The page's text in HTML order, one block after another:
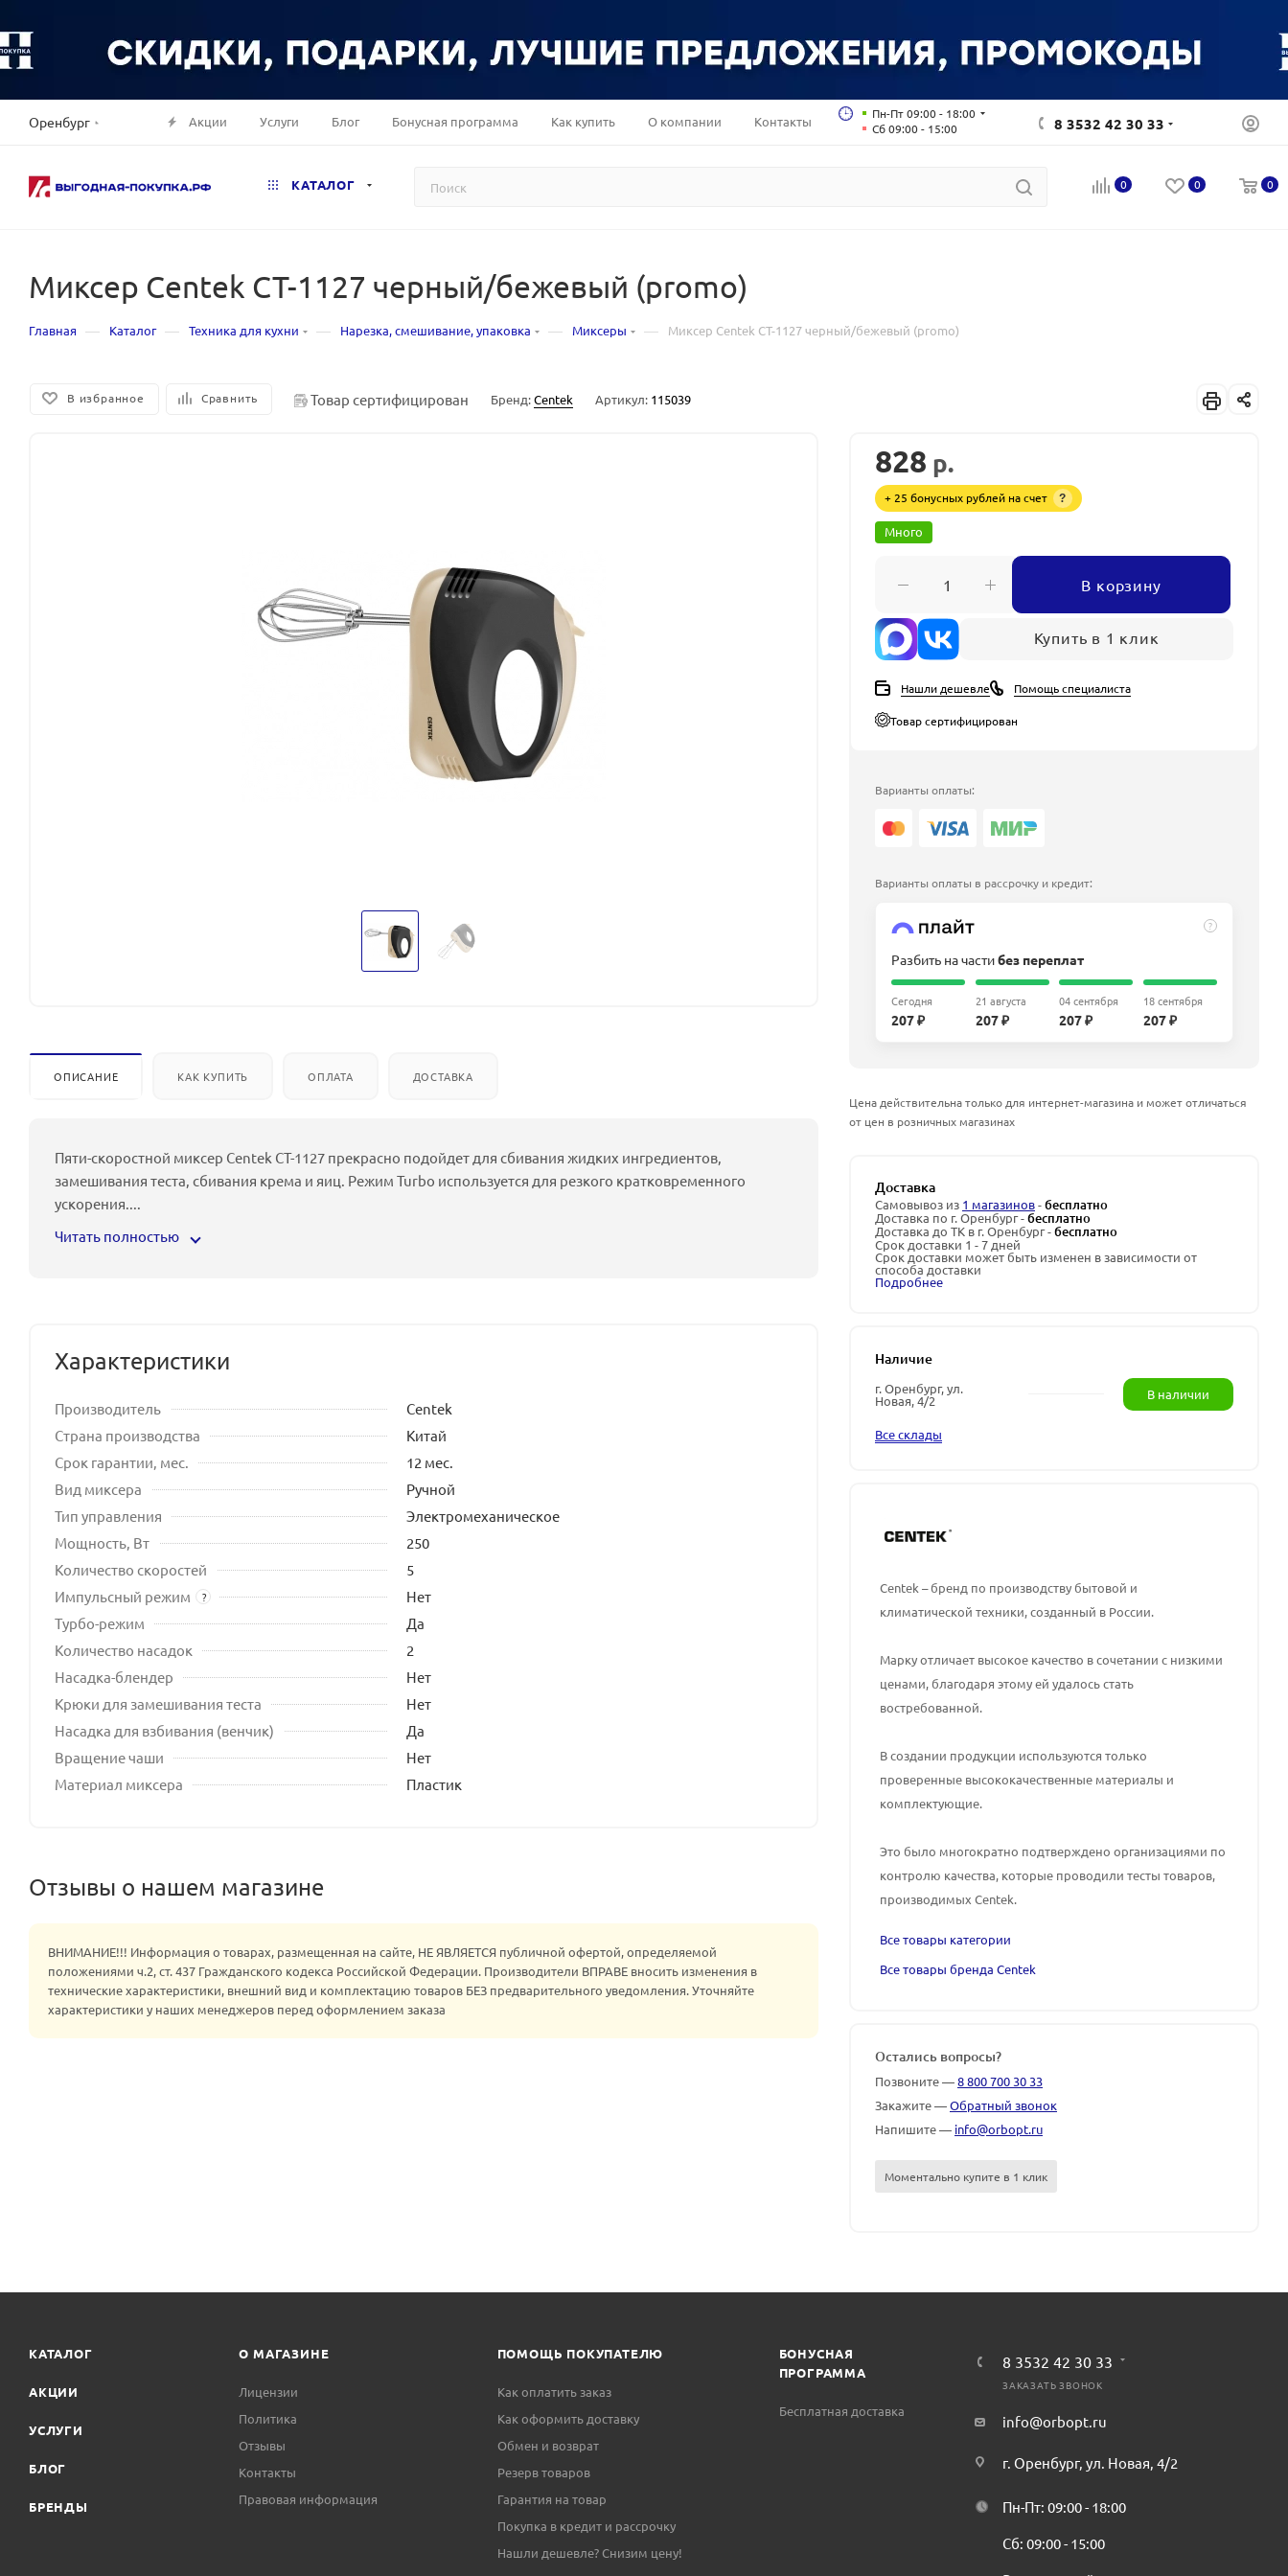
Оренбург Акции Услуги Блог Бонусная программа Как купить О компании Контакты
Пн-Пт 09:00 - 18:00
Сб 09:00 - 15:00
8 3532 42 30 33
КАТАЛОГ 0 0 0
Миксер Centek CT-1127 черный/бежевый (promo)
Главная — Каталог — Техника для кухни — Нарезка, смешивание, упаковка — Миксеры — Миксер Centek CT-1127 черный/бежевый (promo)
В избранное Сравнить Товар сертифицирован Бренд:Centek Артикул: 115039
ОПИСАНИЕ КАК КУПИТЬ ОПЛАТА ДОСТАВКА
Пяти-скоростной миксер Centek CT-1127 прекрасно подойдет для сбивания жидких ингредиентов,
замешивания теста, сбивания крема и яиц. Режим Turbo используется для резкого кратковременного
ускорения....
Читать полностью
Характеристики
Производитель
Centek
Страна производства
Китай
Срок гарантии, мес.
12 мес.
Вид миксера
Ручной
Тип управления
Электромеханическое
Мощность, Вт
250
Количество скоростей
5
Импульсный режим
?
Нет
Турбо-режим
Да
Количество насадок
2
Насадка-блендер
Нет
Крюки для замешивания теста
Нет
Насадка для взбивания (венчик)
Да
Вращение чаши
Нет
Материал миксера
Пластик
Отзывы о нашем магазине
ВНИМАНИЕ!!! Информация о товарах, размещенная на сайте, НЕ ЯВЛЯЕТСЯ публичной офертой, определяемой
положениями ч.2, ст. 437 Гражданского кодекса Российской Федерации. Производители ВПРАВЕ вносить изменения в
технические характеристики, внешний вид и комплектацию товаров БЕЗ предварительного уведомления. Уточняйте
характеристики у наших менеджеров перед оформлением заказа
828 р.
+ 25 бонусных рублей на счет ?
Много
В корзину
Купить в 1 клик
Нашли дешевле Помощь специалиста
Товар сертифицирован
Варианты оплаты:
Варианты оплаты в рассрочку и кредит:
?
Разбить на частибез переплат
Сегодня
207 ₽
21 августа
207 ₽
04 сентября
207 ₽
18 сентября
207 ₽
Цена действительна только для интернет-магазина и может отличаться
от цен в розничных магазинах
Доставка
Самовывоз из 1 магазинов-бесплатно
Доставка по г. Оренбург -бесплатно
Доставка до ТК в г. Оренбург -бесплатно
Срок доставки 1 - 7 дней
Срок доставки может быть изменен в зависимости от
способа доставки
Подробнее
Наличие
г. Оренбург, ул.
Новая, 4/2 В наличии
Все склады
Centek – бренд по производству бытовой и
климатической техники, созданный в России.
Марку отличает высокое качество в сочетании с низкими
ценами, благодаря этому ей удалось стать
востребованной.
В создании продукции используются только
проверенные высококачественные материалы и
комплектующие.
Это было многократно подтверждено организациями по
контролю качества, которые проводили тесты товаров,
производимых Centek.
Все товары категории
Все товары бренда Centek
Остались вопросы?
Позвоните —8 800 700 30 33
Закажите —Обратный звонок
Напишите — info@orbopt.ru
Моментально купите в 1 клик
КАТАЛОГ
АКЦИИ
УСЛУГИ
БЛОГ
БРЕНДЫ
О МАГАЗИНЕ
Лицензии
Политика
Отзывы
Контакты
Правовая информация
ПОМОЩЬ ПОКУПАТЕЛЮ
Как оплатить заказ
Как оформить доставку
Обмен и возврат
Резерв товаров
Гарантия на товар
Покупка в кредит и рассрочку
Нашли дешевле? Снизим цену!
БОНУСНАЯ
ПРОГРАММА
Бесплатная доставка
8 3532 42 30 33
ЗАКАЗАТЬ ЗВОНОК
info@orbopt.ru
г. Оренбург, ул. Новая, 4/2
Пн-Пт: 09:00 - 18:00
Сб: 09:00 - 15:00